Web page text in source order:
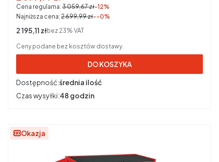
Cena regularna: 3 059,67 zł-12%
Najniższa cena: 2 699,99 zł--0%
Cena netto
2 195,11 złbez 23% VAT
Ceny podane bez kosztów dostawy.
DO KOSZYKA
Dostępność:średnia ilość
Czas wysyłki:48 godzin
Okazja